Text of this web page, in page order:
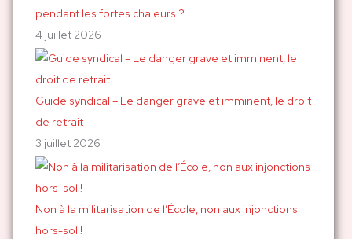
pendant les fortes chaleurs ?
4 juillet 2026
Guide syndical – Le danger grave et imminent, le droit
de retrait
3 juillet 2026
Non à la militarisation de l’École, non aux injonctions
hors-sol !